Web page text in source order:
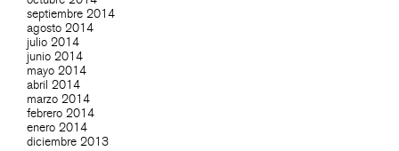
septiembre 2014
agosto 2014
julio 2014
junio 2014
mayo 2014
abril 2014
marzo 2014
febrero 2014
enero 2014
diciembre 2013